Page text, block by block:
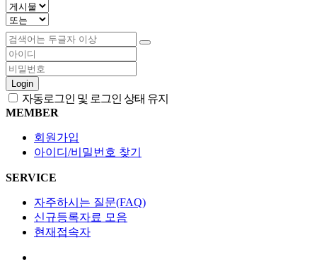
Login
자동로그인 및 로그인 상태 유지
MEMBER
회원가입
아이디/비밀번호 찾기
SERVICE
자주하시는 질문(FAQ)
신규등록자료 모음
현재접속자